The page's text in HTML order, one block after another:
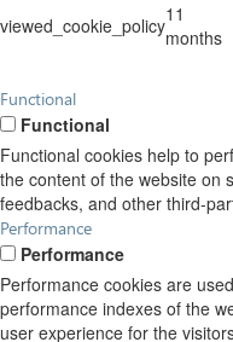
viewed_cookie_policy11
months
Functional
Functional
Functional cookies help to
the content of the website on
feedbacks, and other third-
Performance
Performance
Performance cookies are
performance indexes of the
user experience for the